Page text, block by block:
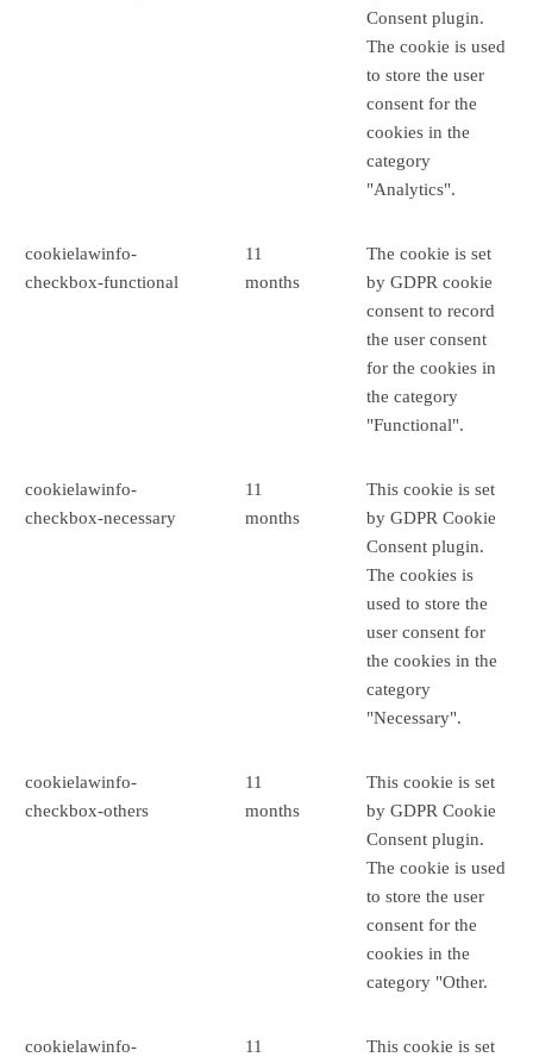
Consent plugin.
The cookie is used
to store the user
consent for the
cookies in the
category
"Analytics".
cookielawinfo-
checkbox-functional
11
months
The cookie is set
by GDPR cookie
consent to record
the user consent
for the cookies in
the category
"Functional".
cookielawinfo-
checkbox-necessary
11
months
This cookie is set
by GDPR Cookie
Consent plugin.
The cookies is
used to store the
user consent for
the cookies in the
category
"Necessary".
cookielawinfo-
checkbox-others
11
months
This cookie is set
by GDPR Cookie
Consent plugin.
The cookie is used
to store the user
consent for the
cookies in the
category "Other.
cookielawinfo-
11
This cookie is set